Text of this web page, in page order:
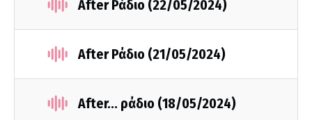
After Ράδιο (22/05/2024)
After Ράδιο (21/05/2024)
After... ράδιο (18/05/2024)